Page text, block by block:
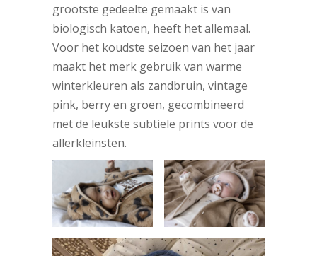
grootste gedeelte gemaakt is van
biologisch katoen, heeft het allemaal.
Voor het koudste seizoen van het jaar
maakt het merk gebruik van warme
winterkleuren als zandbruin, vintage
pink, berry en groen, gecombineerd
met de leukste subtiele prints voor de
allerkleinsten.